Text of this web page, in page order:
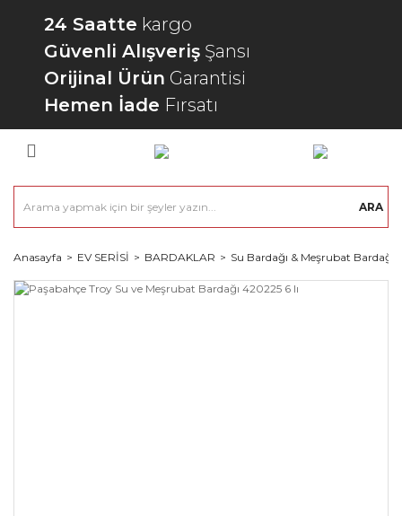
24 Saatte kargo
Güvenli Alışveriş Şansı
Orijinal Ürün Garantisi
Hemen İade Fırsatı
ARA
Anasayfa EV SERİSİ BARDAKLAR Su Bardağı & Meşrubat Bardağı